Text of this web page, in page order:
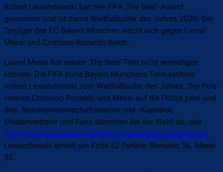
Robert Lewandowski hat den FIFA ‚The Best‘-Award
gewonnen und ist damit Weltfußballer des Jahres 2020. Der
Torjäger des FC Bayern München setzte sich gegen Lionel
Messi und Cristiano Ronaldo durch.
Lionel Messi hat seinen ‚The Best‘-Titel nicht verteidigen
können. Die FIFA kürte Bayern Münchens Tormaschine
Robert Lewandowski zum Weltfußballer des Jahres. Der Pole
verwies Cristiano Ronaldo und Messi auf die Plätze zwei und
drei. Nationalmannschaftstrainer und -Kapitäne,
Medienvertreter und Fans stimmten bei der Wahl ab, das
Abstimmungsergebnis mündete in einer Gesamtpunktzahl.
Lewandowski erhielt am Ende 52 Punkte, Ronaldo 38, Messi
35.